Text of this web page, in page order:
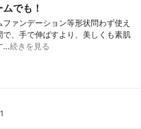
でも！
ァンデーション等形状問わず使え
、手で伸ばすより、美しくも素肌
…続きを見る